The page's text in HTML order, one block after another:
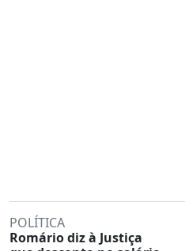
POLÍTICA
Romário diz à Justiça